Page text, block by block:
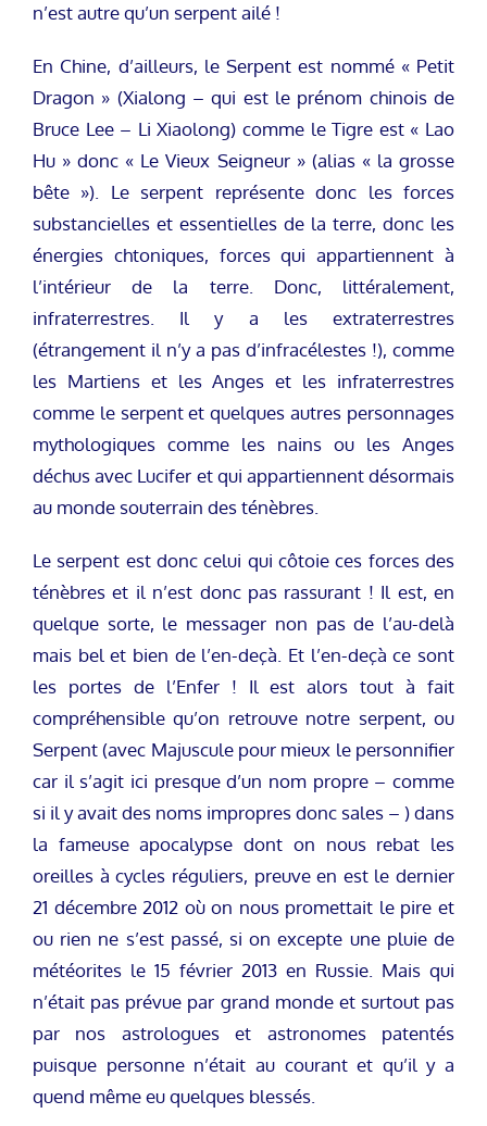
n’est autre qu’un serpent ailé !
En Chine, d’ailleurs, le Serpent est nommé « Petit
Dragon » (Xialong – qui est le prénom chinois de
Bruce Lee – Li Xiaolong) comme le Tigre est « Lao
Hu » donc « Le Vieux Seigneur » (alias « la grosse
bête »). Le serpent représente donc les forces
substancielles et essentielles de la terre, donc les
énergies chtoniques, forces qui appartiennent à
l’intérieur de la terre. Donc, littéralement,
infraterrestres. Il y a les extraterrestres
(étrangement il n’y a pas d’infracélestes !), comme
les Martiens et les Anges et les infraterrestres
comme le serpent et quelques autres personnages
mythologiques comme les nains ou les Anges
déchus avec Lucifer et qui appartiennent désormais
au monde souterrain des ténèbres.
Le serpent est donc celui qui côtoie ces forces des
ténèbres et il n’est donc pas rassurant ! Il est, en
quelque sorte, le messager non pas de l’au-delà
mais bel et bien de l’en-deçà. Et l’en-deçà ce sont
les portes de l’Enfer ! Il est alors tout à fait
compréhensible qu’on retrouve notre serpent, ou
Serpent (avec Majuscule pour mieux le personnifier
car il s’agit ici presque d’un nom propre – comme
si il y avait des noms impropres donc sales – ) dans
la fameuse apocalypse dont on nous rebat les
oreilles à cycles réguliers, preuve en est le dernier
21 décembre 2012 où on nous promettait le pire et
ou rien ne s’est passé, si on excepte une pluie de
météorites le 15 février 2013 en Russie. Mais qui
n’était pas prévue par grand monde et surtout pas
par nos astrologues et astronomes patentés
puisque personne n’était au courant et qu’il y a
quend même eu quelques blessés.